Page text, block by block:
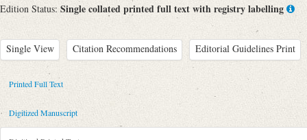
Edition Status: Single collated printed full text with registry labelling
Single View Citation Recommendations Editorial Guidelines Print
Metadata Concerning Header
Sender: Friedrich von Schlegel
Recipient: August Wilhelm von Schlegel
Place of Dispatch: Leipzig
Printed Full Text
Digitized Manuscript